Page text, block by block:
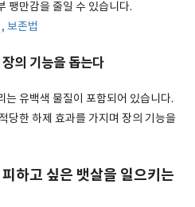
팽만감을 줄일 수 있습니다.
보존법
의 기능을 돕는다
는 유백색 물질이 포함되어 있습니다.
당한 하제 효과를 가지며 장의 기능을
하고 싶은 뱃살을 일으키는